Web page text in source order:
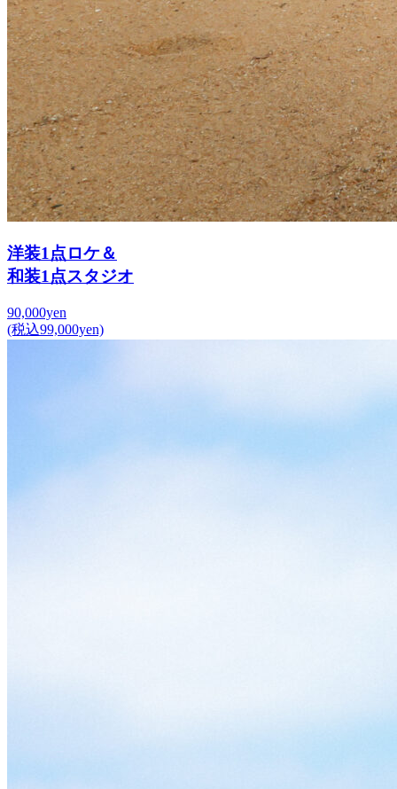
洋装1点ロケ＆
和装1点スタジオ
90,000yen
(税込99,000yen)